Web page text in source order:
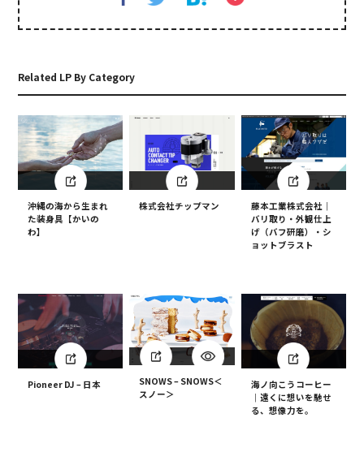
Related LP By Category
沖縄の海から生まれ
た装身具【かいの
わ】
株式会社チップマン
藤本工業株式会社｜
バリ取り・外観仕上
げ（バフ研磨）・シ
ョットブラスト
Pioneer DJ – 日本
SNOWS – SNOWS＜
スノー＞
海ノ向こうコーヒー
｜遠くに想いを馳せ
る、想像力を。